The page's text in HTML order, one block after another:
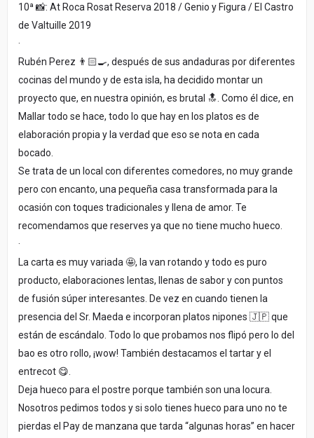
10ª 📸: At Roca Rosat Reserva 2018 / Genio y Figura / El Castro
de Valtuille 2019
·
Rubén Perez 👨🏻‍🍳, después de sus andaduras por diferentes
cocinas del mundo y de esta isla, ha decidido montar un
proyecto que, en nuestra opinión, es brutal 🔝. Como él dice, en
Mallar todo se hace, todo lo que hay en los platos es de
elaboración propia y la verdad que eso se nota en cada
bocado.
Se trata de un local con diferentes comedores, no muy grande
pero con encanto, una pequeña casa transformada para la
ocasión con toques tradicionales y llena de amor. Te
recomendamos que reserves ya que no tiene mucho hueco.
·
La carta es muy variada 🤩, la van rotando y todo es puro
producto, elaboraciones lentas, llenas de sabor y con puntos
de fusión súper interesantes. De vez en cuando tienen la
presencia del Sr. Maeda e incorporan platos nipones 🇯🇵 que
están de escándalo. Todo lo que probamos nos flipó pero lo del
bao es otro rollo, ¡wow! También destacamos el tartar y el
entrecot 😋.
Deja hueco para el postre porque también son una locura.
Nosotros pedimos todos y si solo tienes hueco para uno no te
pierdas el Pay de manzana que tarda “algunas horas” en hacer